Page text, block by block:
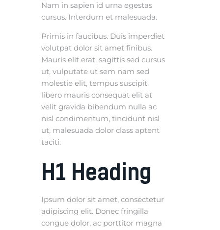
Nam in sapien id urna egestas
cursus. Interdum et malesuada.
Primis in faucibus. Duis imperdiet
volutpat dolor sit amet finibus.
Mauris elit erat, sagittis sed cursus
ut, vulputate ut sem nam sed
molestie elit, tempus suscipit
libero mauris consequat elit at
velit gravida bibendum nulla ac
nisl condimentum, tincidunt nisl
ut, malesuada dolor class aptent
taciti.
H1 Heading
Ipsum dolor sit amet, consectetur
adipiscing elit. Donec fringilla
congue dolor, ac porttitor magna